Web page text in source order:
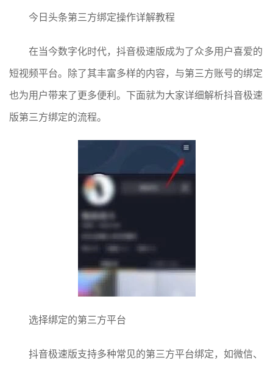
今日头条第三方绑定操作详解教程
在当今数字化时代，抖音极速版成为了众多用户喜爱的
短视频平台。除了其丰富多样的内容，与第三方账号的绑定
也为用户带来了更多便利。下面就为大家详细解析抖音极速
版第三方绑定的流程。
选择绑定的第三方平台
抖音极速版支持多种常见的第三方平台绑定，如微信、